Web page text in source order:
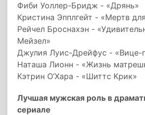
Фиби Уоллер-Бридж - «Дрянь»
Кристина Эпплгейт - «Мертв
Рейчел Броснахэн -
Мейзел»
Джулия Луис-Дрейфус - «Вице-
Наташа Лионн - «Жизнь
Кэтрин О’Хара - «Шиттс Крик»
Лучшая мужская роль в
сериале